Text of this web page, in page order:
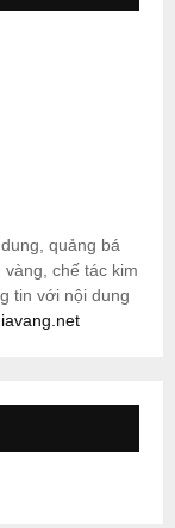
quảng bá
chế tác kim
tin với nội dung